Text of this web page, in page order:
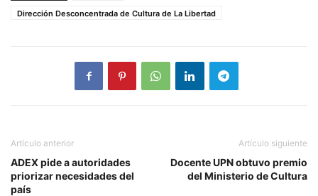
Dirección Desconcentrada de Cultura de La Libertad
Artículo anterior
ADEX pide a autoridades
priorizar necesidades del
país
Artículo siguiente
Docente UPN obtuvo premio
del Ministerio de Cultura